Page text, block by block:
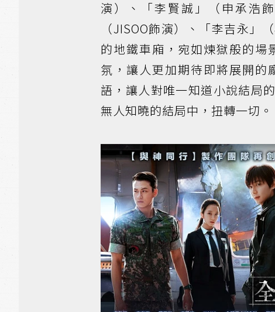
演）、「李賢誠」（申承浩
（JISOO飾演）、「李吉永
的地鐵車廂，宛如煉獄般的
氛，讓人更加期待即將展開
語，讓人對唯一知道小說結局
無人知曉的結局中，扭轉一切。